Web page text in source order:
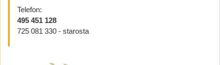
Telefon:
495 451 128
725 081 330 - starosta